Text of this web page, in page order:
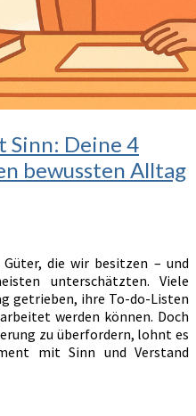
Sinn: Deine 4
bewussten Alltag
die wir besitzen – und
unterschätzten. Viele
getrieben, ihre To-do-Listen
werden können. Doch
zu überfordern, lohnt es
mit Sinn und Verstand